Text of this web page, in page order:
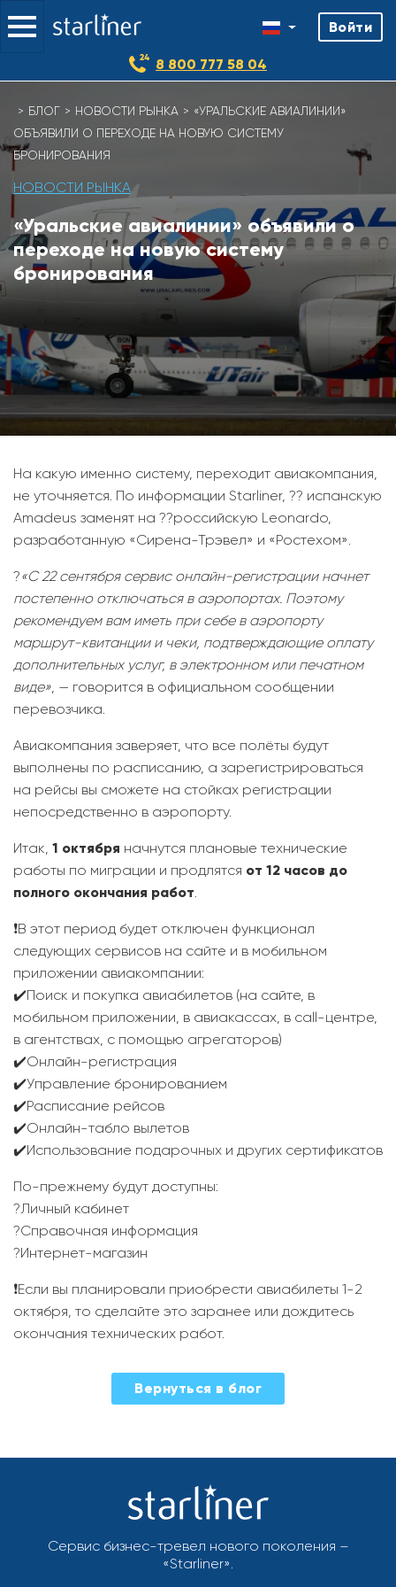
content
Войти
8 800 777 58 04
БЛОГ НОВОСТИ РЫНКА
«УРАЛЬСКИЕ АВИАЛИНИИ»
ОБЪЯВИЛИ О ПЕРЕХОДЕ НА НОВУЮ СИСТЕМУ
БРОНИРОВАНИЯ
НОВОСТИ РЫНКА
«Уральские авиалинии» объявили о
переходе на новую систему
бронирования
На какую именно систему, переходит авиакомпания,
не уточняется. По информации Starliner, ?? испанскую
Amadeus заменят на ??российскую Leonardo,
разработанную «Сирена-Трэвел» и «Ростехом».
?«С 22 сентября сервис онлайн-регистрации начнет
постепенно отключаться в аэропортах. Поэтому
рекомендуем вам иметь при себе в аэропорту
маршрут-квитанции и чеки, подтверждающие оплату
дополнительных услуг, в электронном или печатном
виде», — говорится в официальном сообщении
перевозчика.
Авиакомпания заверяет, что все полёты будут
выполнены по расписанию, а зарегистрироваться
на рейсы вы сможете на стойках регистрации
непосредственно в аэропорту.
Итак, 1 октября начнутся плановые технические
работы по миграции и продлятся от 12 часов до
полного окончания работ.
❗️В этот период будет отключен функционал
следующих сервисов на сайте и в мобильном
приложении авиакомпании:
✔️Поиск и покупка авиабилетов (на сайте, в
мобильном приложении, в авиакассах, в call-центре,
в агентствах, с помощью агрегаторов)
✔️Онлайн-регистрация
✔️Управление бронированием
✔️Расписание рейсов
✔️Онлайн-табло вылетов
✔️Использование подарочных и других сертификатов
По-прежнему будут доступны:
?Личный кабинет
?Справочная информация
?Интернет-магазин
❗️Если вы планировали приобрести авиабилеты 1-2
октября, то сделайте это заранее или дождитесь
окончания технических работ.
Вернуться в блог
Сервис бизнес-тревел нового поколения –
«Starliner».